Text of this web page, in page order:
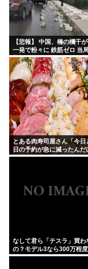
【悲報】 中国、橋の欄干
一発で粉々に 鉄筋ゼロ 当
着剤でくっつけただけ」「
で、品質問題はない」
とある肉寿司屋さん「今日
日の予約が急に減ったんだ
なんで！？」 → 最悪の原
なして君ら「テスラ」買わ
の？モデル3なら300万程
える.コスパ最強車がここ